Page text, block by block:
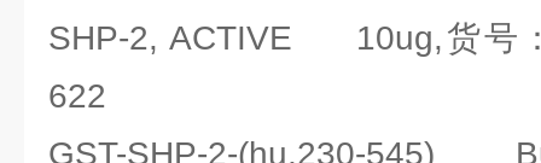
SHP-2, ACTIVE 10ug,货号
622
GST-SHP-2-(hu,230-545)